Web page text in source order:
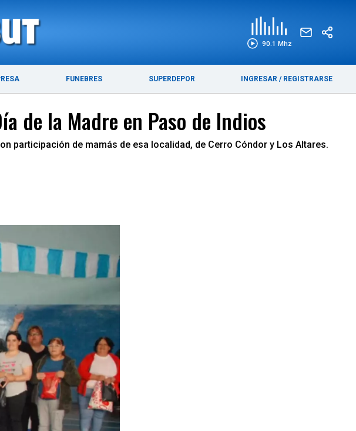
90.1 Mhz
FUNEBRES SUPERDEPOR INGRESAR / REGISTRARSE
PUERTO MADRYN
de la Madre en Paso de Indios
participación de mamás de esa localidad, de Cerro Cóndor y Los Altares.